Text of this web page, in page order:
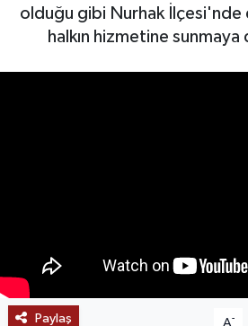
olduğu gibi Nurhak İlçesi'nde
halkın hizmetine
Paylaş A-
EKONOMİ
KEŞFET
Tüm Manşetler